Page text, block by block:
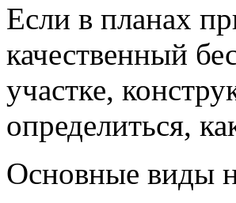
Если в планах
качественный
участке,
определиться,
Основные виды